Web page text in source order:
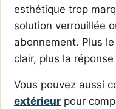
esthétique trop
solution verrouillée
abonnement. Plus
clair, plus la
Vous pouvez aussi
extérieur pour